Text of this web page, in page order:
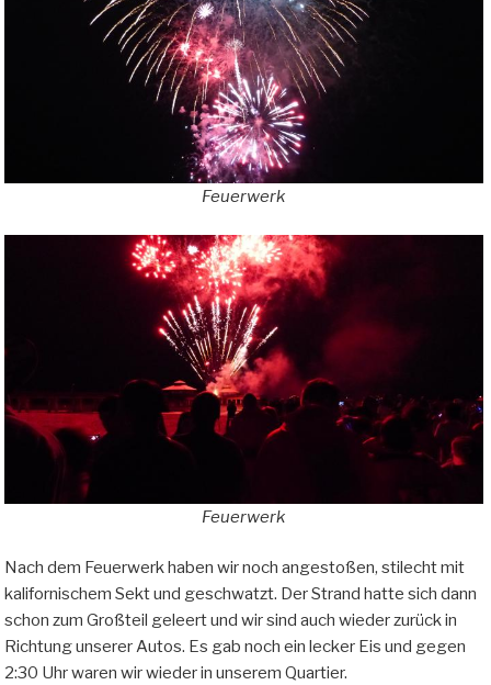
Feuerwerk
Feuerwerk
Nach dem Feuerwerk haben wir noch angestoßen, stilecht mit
kalifornischem Sekt und geschwatzt. Der Strand hatte sich dann
schon zum Großteil geleert und wir sind auch wieder zurück in
Richtung unserer Autos. Es gab noch ein lecker Eis und gegen
2:30 Uhr waren wir wieder in unserem Quartier.